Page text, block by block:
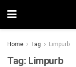
Home Tag Limpurb
Tag: Limpurb